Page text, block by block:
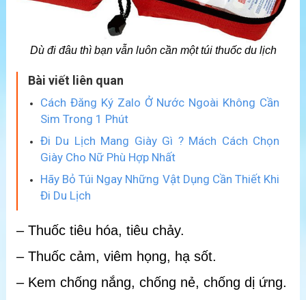
Dù đi đâu thì bạn vẫn luôn cần một túi thuốc du lịch
Bài viết liên quan
Cách Đăng Ký Zalo Ở Nước Ngoài Không Cần
Sim Trong 1 Phút
Đi Du Lịch Mang Giày Gì ? Mách Cách Chọn
Giày Cho Nữ Phù Hợp Nhất
Hãy Bỏ Túi Ngay Những Vật Dụng Cần Thiết Khi
Đi Du Lịch
– Thuốc tiêu hóa, tiêu chảy.
– Thuốc cảm, viêm họng, hạ sốt.
– Kem chống nắng, chống nẻ, chống dị ứng.